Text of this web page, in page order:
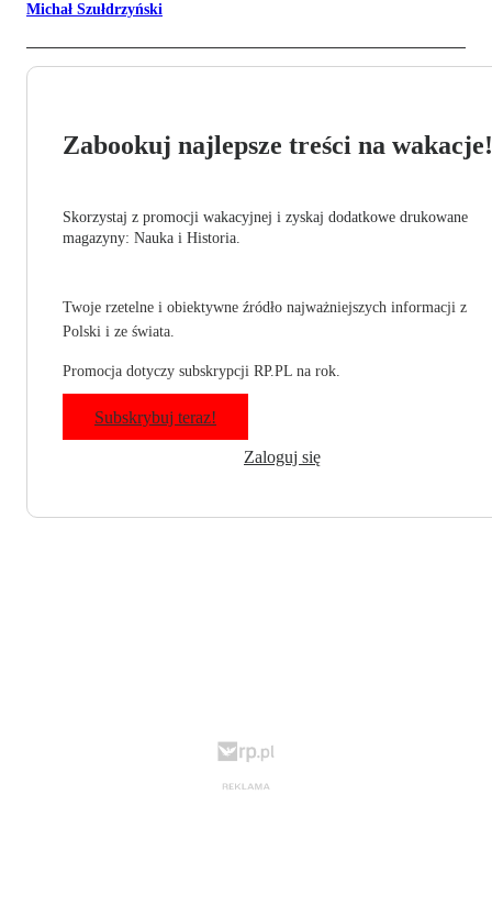
Michał Szułdrzyński
Zabookuj najlepsze treści na wakacje!
Skorzystaj z promocji wakacyjnej i zyskaj dodatkowe drukowane
magazyny: Nauka i Historia.
Twoje rzetelne i obiektywne źródło najważniejszych informacji z
Polski i ze świata.
Promocja dotyczy subskrypcji RP.PL na rok.
Subskrybuj teraz!
Zaloguj się